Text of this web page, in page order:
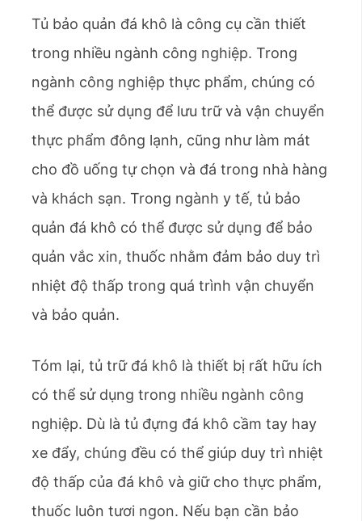
Tủ bảo quản đá khô là công cụ cần thiết
trong nhiều ngành công nghiệp. Trong
ngành công nghiệp thực phẩm, chúng có
thể được sử dụng để lưu trữ và vận chuyển
thực phẩm đông lạnh, cũng như làm mát
cho đồ uống tự chọn và đá trong nhà hàng
và khách sạn. Trong ngành y tế, tủ bảo
quản đá khô có thể được sử dụng để bảo
quản vắc xin, thuốc nhằm đảm bảo duy trì
nhiệt độ thấp trong quá trình vận chuyển
và bảo quản.
Tóm lại, tủ trữ đá khô là thiết bị rất hữu ích
có thể sử dụng trong nhiều ngành công
nghiệp. Dù là tủ đựng đá khô cầm tay hay
xe đẩy, chúng đều có thể giúp duy trì nhiệt
độ thấp của đá khô và giữ cho thực phẩm,
thuốc luôn tươi ngon. Nếu bạn cần bảo